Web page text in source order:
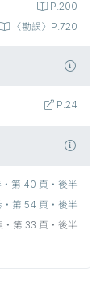
P.200
〈勘誤〉P.720
P.24
‧第 40 頁‧後半
‧第 54 頁‧後半
‧第 33 頁‧後半